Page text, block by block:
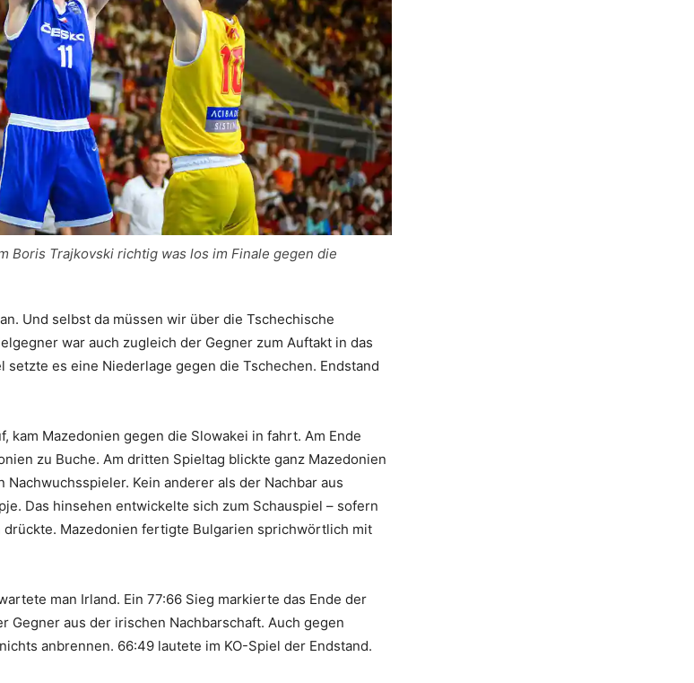
Boris Trajkovski richtig was los im Finale gegen die
Und selbst da müssen wir über die Tschechische
war auch zugleich der Gegner zum Auftakt in das
setzte es eine Niederlage gegen die Tschechen. Endstand
kam Mazedonien gegen die Slowakei in fahrt. Am Ende
zu Buche. Am dritten Spieltag blickte ganz Mazedonien
Kein anderer als der Nachbar aus
Das hinsehen entwickelte sich zum Schauspiel – sofern
drückte. Mazedonien fertigte Bulgarien sprichwörtlich mit
man Irland. Ein 77:66 Sieg markierte das Ende der
Gegner aus der irischen Nachbarschaft. Auch gegen
anbrennen. 66:49 lautete im KO-Spiel der Endstand.